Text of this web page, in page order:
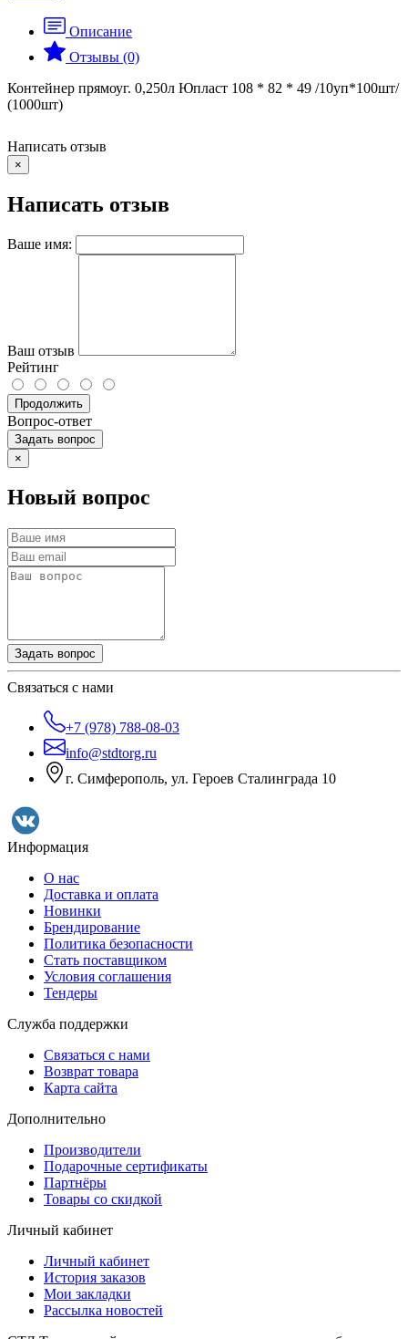
Описание
Отзывы (0)
Контейнер прямоуг. 0,250л Юпласт 108 * 82 * 49 /10уп*100шт/
(1000шт)
Написать отзыв
×
Написать отзыв
Ваше имя:
Ваш отзыв
Рейтинг
Продолжить
Вопрос-ответ
Задать вопрос
×
Новый вопрос
Задать вопрос
Связаться с нами
+7 (978) 788-08-03
info@stdtorg.ru
г. Симферополь, ул. Героев Сталинграда 10
Информация
О нас
Доставка и оплата
Новинки
Брендирование
Политика безопасности
Стать поставщиком
Условия соглашения
Тендеры
Служба поддержки
Связаться с нами
Возврат товара
Карта сайта
Дополнительно
Производители
Подарочные сертификаты
Партнёры
Товары со скидкой
Личный кабинет
Личный кабинет
История заказов
Мои закладки
Рассылка новостей